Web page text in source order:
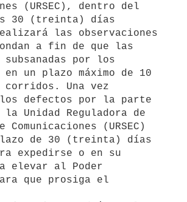
(URSEC), dentro del
30 (treinta) días
las observaciones
a fin de que las
subsanadas por los
un plazo máximo de 10
Una vez
los defectos por la parte
Unidad Reguladora de
(URSEC)
de 30 (treinta) días
expedirse o en su
elevar al Poder
que prosiga el